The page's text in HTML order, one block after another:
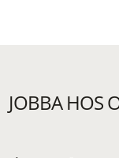
JOBBA HOS